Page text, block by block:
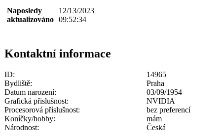
Naposledy
aktualizováno
12/13/2023
09:52:34
Kontaktní informace
ID:
14965
Bydliště:
Praha
Datum narození:
03/09/1954
Grafická přislušnost:
NVIDIA
Procesorová příslušnost:
bez preferencí
Koníčky/hobby:
mám
Národnost:
Česká